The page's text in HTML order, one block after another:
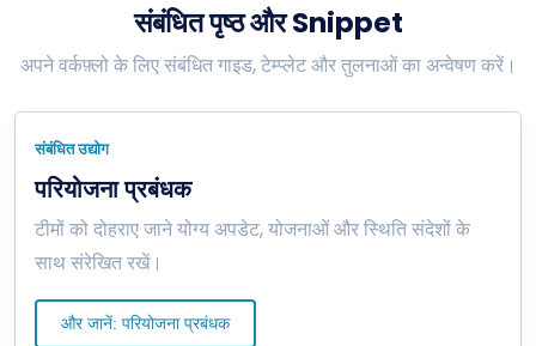
संबंधित पृष्ठ और Snippet
अपने वर्कफ़्लो के लिए संबंधित गाइड, टेम्प्लेट और तुलनाओं का अन्वेषण करें।
संबंधित उद्योग
परियोजना प्रबंधक
टीमों को दोहराए जाने योग्य अपडेट, योजनाओं और स्थिति संदेशों के
साथ संरेखित रखें।
और जानें: परियोजना प्रबंधक